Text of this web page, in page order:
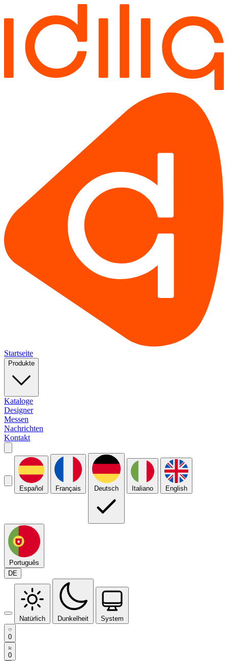
Startseite
Produkte
Kataloge
Designer
Messen
Nachrichten
Kontakt
Español Français Deutsch Italiano English
Português
DE
Natürlich Dunkelheit System
0
0